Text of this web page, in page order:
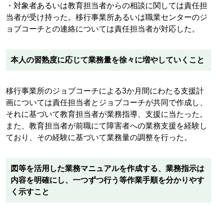
・対象者あるいは教育担当者からの相談に関しては責任担
当者が受け持った。移行事業所あるいは職業センターのジ
ョブコーチとの連絡については責任担当者が対応した。
本人の習熟度に応じて業務量を徐々に増やしていくこと
移行事業所のジョブコーチによる3か月間にわたる支援計
画については責任担当者とジョブコーチが共同で作成し、
それに基づいて教育担当者が業務指導、支援に当たった。
また、教育担当者が前職にて障害者への業務支援を経験し
ており、その経験に基づいて業務量の調整を行った。
図等を活用した業務マニュアルを作成する、業務指示は
内容を明確にし、一つずつ行う等作業手順を分かりやす
く示すこと